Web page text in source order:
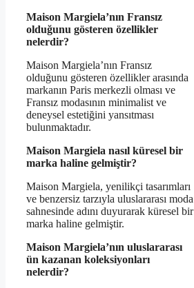
Maison Margiela’nın Fransız
olduğunu gösteren özellikler
nelerdir?
Maison Margiela’nın Fransız
olduğunu gösteren özellikler arasında
markanın Paris merkezli olması ve
Fransız modasının minimalist ve
deneysel estetiğini yansıtması
bulunmaktadır.
Maison Margiela nasıl küresel bir
marka haline gelmiştir?
Maison Margiela, yenilikçi tasarımları
ve benzersiz tarzıyla uluslararası moda
sahnesinde adını duyurarak küresel bir
marka haline gelmiştir.
Maison Margiela’nın uluslararası
ün kazanan koleksiyonları
nelerdir?